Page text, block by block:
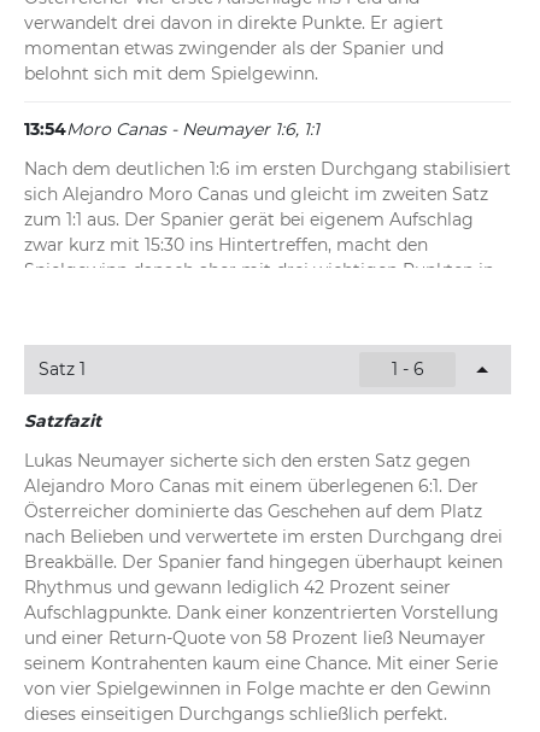
verwandelt drei davon in direkte Punkte. Er agiert
momentan etwas zwingender als der Spanier und
belohnt sich mit dem Spielgewinn.
13:54Moro Canas - Neumayer 1:6, 1:1
Nach dem deutlichen 1:6 im ersten Durchgang stabilisiert
sich Alejandro Moro Canas und gleicht im zweiten Satz
zum 1:1 aus. Der Spanier gerät bei eigenem Aufschlag
zwar kurz mit 15:30 ins Hintertreffen, macht den
Spielgewinn danach aber mit drei wichtigen Punkten in
13:50Moro Canas - Neumayer 1:6, 0:1
Lukas Neumayer knüpft nahtlos an den deutlichen ersten
Satz an und bringt sein Aufschlagspiel mühelos zum 1:0
und bleibt weiterhin der spürbar aktivere Akteur auf dem
Platz.
Satz 1 1 - 6
Satzfazit
Lukas Neumayer sicherte sich den ersten Satz gegen
Alejandro Moro Canas mit einem überlegenen 6:1. Der
Österreicher dominierte das Geschehen auf dem Platz
nach Belieben und verwertete im ersten Durchgang drei
Breakbälle. Der Spanier fand hingegen überhaupt keinen
Rhythmus und gewann lediglich 42 Prozent seiner
Aufschlagpunkte. Dank einer konzentrierten Vorstellung
und einer Return-Quote von 58 Prozent ließ Neumayer
seinem Kontrahenten kaum eine Chance. Mit einer Serie
von vier Spielgewinnen in Folge machte er den Gewinn
dieses einseitigen Durchgangs schließlich perfekt.